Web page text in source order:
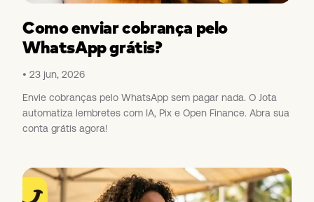
Como enviar cobrança pelo
WhatsApp grátis?
23 jun, 2026
Envie cobranças pelo WhatsApp sem pagar nada. O Jota
automatiza lembretes com IA, Pix e Open Finance. Abra sua
conta grátis agora!